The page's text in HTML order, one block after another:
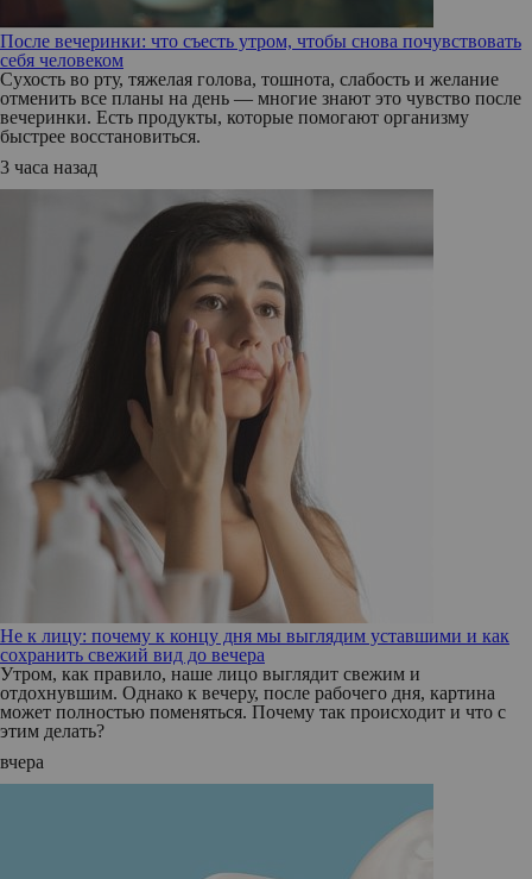
После вечеринки: что съесть утром, чтобы снова почувствовать
себя человеком
Сухость во рту, тяжелая голова, тошнота, слабость и желание
отменить все планы на день — многие знают это чувство после
вечеринки. Есть продукты, которые помогают организму
быстрее восстановиться.
3 часа назад
Не к лицу: почему к концу дня мы выглядим уставшими и как
сохранить свежий вид до вечера
Утром, как правило, наше лицо выглядит свежим и
отдохнувшим. Однако к вечеру, после рабочего дня, картина
может полностью поменяться. Почему так происходит и что с
этим делать?
вчера